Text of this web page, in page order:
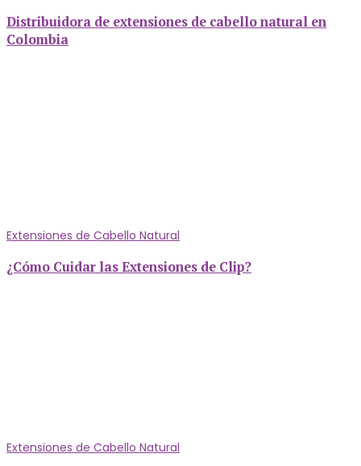
Distribuidora de extensiones de cabello natural en
Colombia
Extensiones de Cabello Natural
¿Cómo Cuidar las Extensiones de Clip?
Extensiones de Cabello Natural